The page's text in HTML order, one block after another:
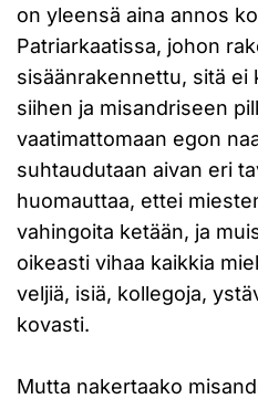
on yleensä aina annos
Patriarkaatissa, johon
sisäänrakennettu, sitä ei
siihen ja misandriseen
vaatimattomaan egon
suhtaudutaan aivan eri
huomauttaa, ettei
vahingoita ketään, ja
oikeasti vihaa kaikkia
veljiä, isiä, kollegoja,
kovasti.
Mutta nakertaako